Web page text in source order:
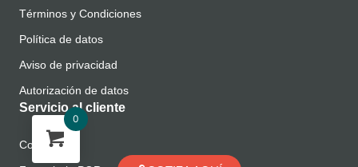
Términos y Condiciones
Política de datos
Aviso de privacidad
Autorización de datos
Servicio al cliente
Contacto
0